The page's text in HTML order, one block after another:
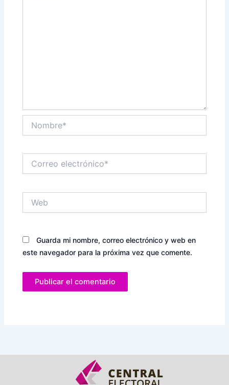
electrónico*
Guarda mi nombre, correo electrónico y web en
este navegador para la próxima vez que comente.